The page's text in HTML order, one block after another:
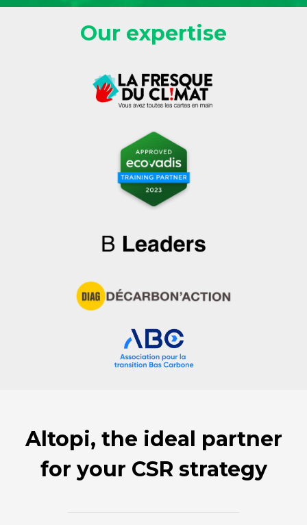
Our expertise
Altopi, the ideal partner
for your CSR strategy